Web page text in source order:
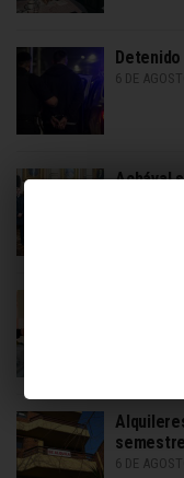
6 DE
Achával
6 DE